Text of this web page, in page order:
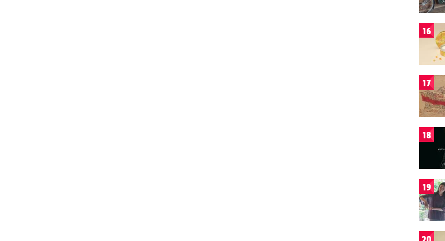
16
17
18
19